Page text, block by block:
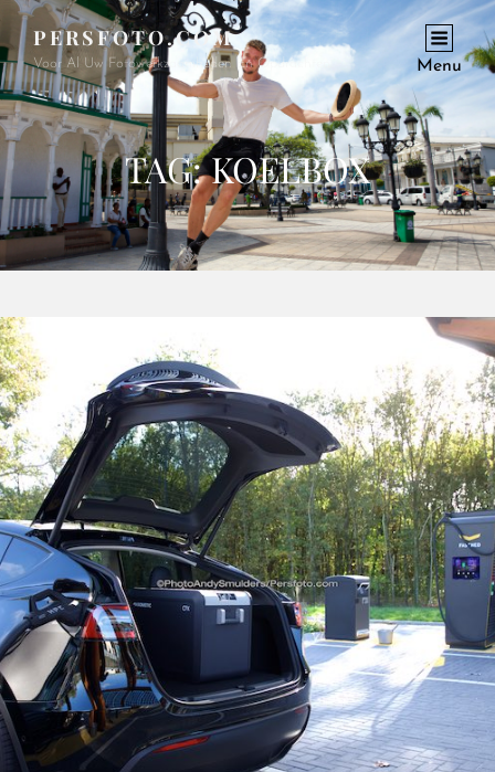
PERSFOTO.COM
Voor Al Uw Fotowerkzaamheden En Opdrachten Menu
TAG:KOELBOX